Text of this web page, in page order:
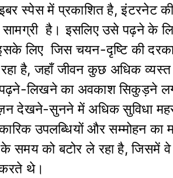
स्पेस में प्रकाशित है, इंटरनेट
है। इसलिए उसे पढ़ने के
लिए जिस चयन-दृष्टि की
है, जहाँ जीवन कुछ अधिक व्यस्त
लिखने का अवकाश सिकुड़ने
देखने-सुनने में अधिक सुविधा
उपलब्धियों और सम्मोहन का
समय को बटोर ले रहा है, जिसमें
करते थे।